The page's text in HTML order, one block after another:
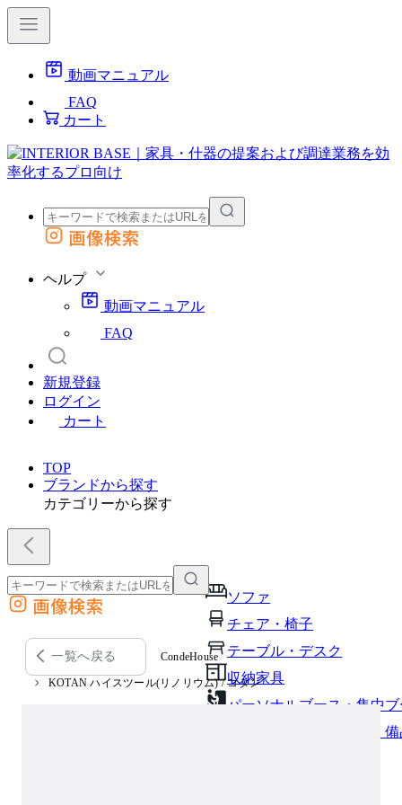
動画マニュアル
FAQ
カート
外部サイトの商品をカートに追加
画像検索
ヘルプ
動画マニュアル
FAQ
新規登録
ログイン
カート
TOP
ブランドから探す
カテゴリーから探す
ソファ
チェア・椅子
テーブル・デスク
収納家具
パーソナルブース・集中
オフィスアクセサリー・
外部サイトの商品をカートに追加
他のサイトで見つけた商品ページのURLを貼り付けて、カートに追加できます
画像検索
一覧へ戻る CondeHouse
KOTAN ハイスツール(リノリウム) / コタン